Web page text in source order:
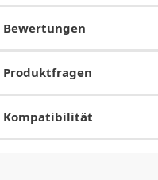
Bewertungen
Produktfragen
Kompatibilität